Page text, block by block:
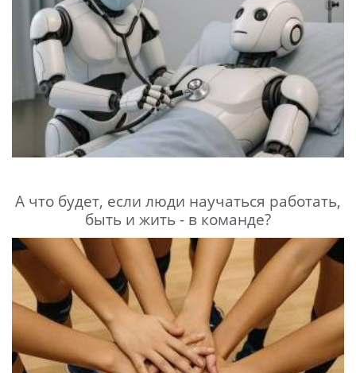
А что будет, если люди научаться работать,
быть и жить - в команде?